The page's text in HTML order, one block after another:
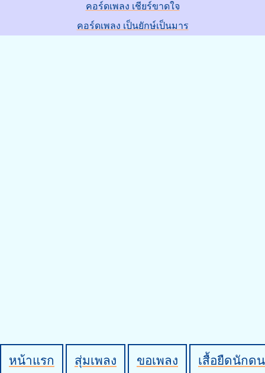
คอร์ดเพลง เชียร์ขาดใจ
คอร์ดเพลง เป็นยักษ์เป็นมาร
หน้าแรก สุ่มเพลง ขอเพลง เสื้อยืดนักด